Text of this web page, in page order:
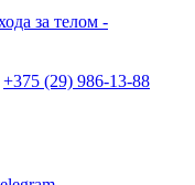
+375 (29) 986-13-88